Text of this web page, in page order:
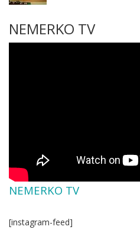
NEMERKO TV
NEMERKO TV
[instagram-feed]